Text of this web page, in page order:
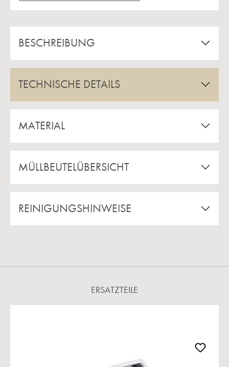
BESCHREIBUNG
TECHNISCHE DETAILS
MATERIAL
MÜLLBEUTELÜBERSICHT
REINIGUNGSHINWEISE
ERSATZTEILE